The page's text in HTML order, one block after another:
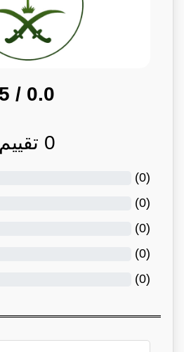
0.0
/ 5
0 تقييم
(
0
)
(
0
)
(
0
)
(
0
)
(
0
)